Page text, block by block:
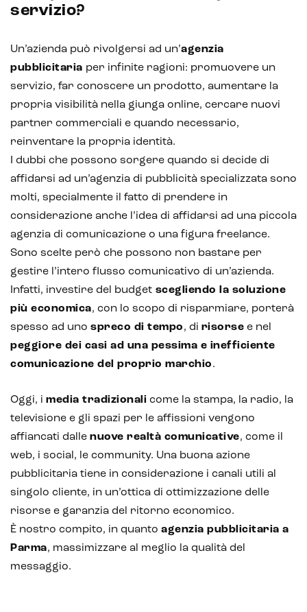
servizio?
Un’azienda può rivolgersi ad un’agenzia
pubblicitaria per infinite ragioni: promuovere un
servizio, far conoscere un prodotto, aumentare la
propria visibilità nella giunga online, cercare nuovi
partner commerciali e quando necessario,
reinventare la propria identità.
I dubbi che possono sorgere quando si decide di
affidarsi ad un’agenzia di pubblicità specializzata sono
molti, specialmente il fatto di prendere in
considerazione anche l’idea di affidarsi ad una piccola
agenzia di comunicazione o una figura freelance.
Sono scelte però che possono non bastare per
gestire l’intero flusso comunicativo di un’azienda.
Infatti, investire del budget scegliendo la soluzione
più economica, con lo scopo di risparmiare, porterà
spesso ad uno spreco di tempo, di risorse e nel
peggiore dei casi ad una pessima e inefficiente
comunicazione del proprio marchio.
Oggi, i media tradizionali come la stampa, la radio, la
televisione e gli spazi per le affissioni vengono
affiancati dalle nuove realtà comunicative, come il
web, i social, le community. Una buona azione
pubblicitaria tiene in considerazione i canali utili al
singolo cliente, in un’ottica di ottimizzazione delle
risorse e garanzia del ritorno economico.
È nostro compito, in quanto agenzia pubblicitaria a
Parma, massimizzare al meglio la qualità del
messaggio.